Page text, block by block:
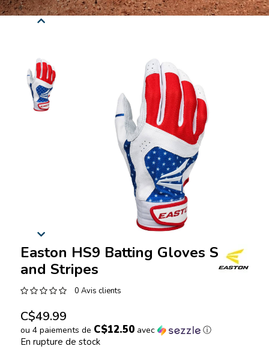
Easton HS9 Batting Gloves Stars
and Stripes
0 Avis clients
C$49.99
ou 4 paiements de C$12.50avec ⓘ
En rupture de stock